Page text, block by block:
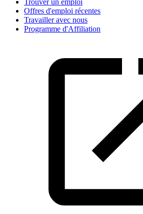
Offres d'emploi récentes
Travailler avec nous
Programme d'Affiliation